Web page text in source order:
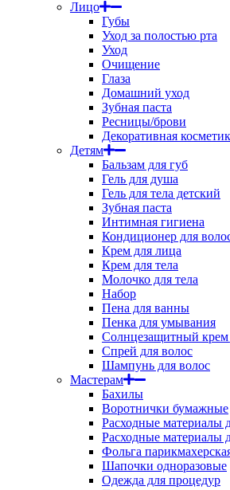
Лицо
Губы
Уход за полостью рта
Уход
Очищение
Глаза
Домашний уход
Зубная паста
Ресницы/брови
Декоративная
Детям
Бальзам для губ
Гель для душа
Гель для тела детский
Зубная паста
Интимная гигиена
Кондиционер для
Крем для лица
Крем для тела
Молочко для тела
Набор
Пена для ванны
Пенка для умывания
Солнцезащитный крем
Спрей для волос
Шампунь для волос
Мастерам
Бахилы
Воротнички бумажные
Расходные материалы
Расходные материалы
Фольга
Шапочки одноразовые
Одежда для процедур